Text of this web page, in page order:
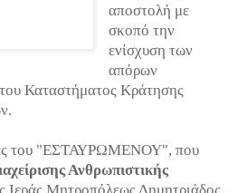
αποστολή με
σκοπό την
ενίσχυση των
απόρων
Καταστήματος Κράτησης
του "ΕΣΤΑΥΡΩΜΕΝΟΥ", που
Ανθρωπιστικής
Μητροπόλεως Δημητριάδος,